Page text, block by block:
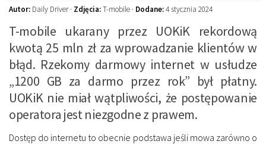
Autor: Daily Driver · Zdjęcia:T-mobile · Dodane:4 stycznia 2024
T-mobile ukarany przez UOKiK rekordową
kwotą 25 mln zł za wprowadzanie klientów w
błąd. Rzekomy darmowy internet w usłudze
„1200 GB za darmo przez rok” był płatny.
UOKiK nie miał wątpliwości, że postępowanie
operatora jest niezgodne z prawem.
Dostęp do internetu to obecnie podstawa jeśli mowa zarówno o